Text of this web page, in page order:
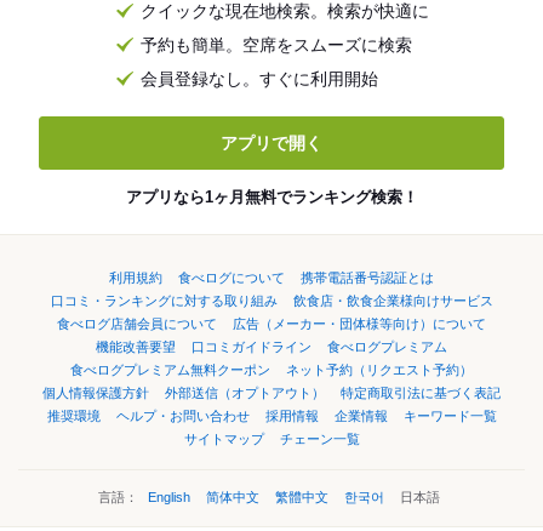
クイックな現在地検索。検索が快適に
予約も簡単。空席をスムーズに検索
会員登録なし。すぐに利用開始
アプリで開く
アプリなら1ヶ月無料でランキング検索！
利用規約 食べログについて
携帯電話番号認証とは
口コミ・ランキングに対する取り組み
飲食店・飲食企業様向けサービス
食べログ店舗会員について
広告（メーカー・団体様等向け）について
機能改善要望
口コミガイドライン
食べログプレミアム
食べログプレミアム無料クーポン
ネット予約（リクエスト予約）
個人情報保護方針
外部送信（オプトアウト）
特定商取引法に基づく表記
推奨環境
ヘルプ・お問い合わせ 採用情報 企業情報
キーワード一覧
サイトマップ
チェーン一覧
言語： English 简体中文 繁體中文 한국어 日本語